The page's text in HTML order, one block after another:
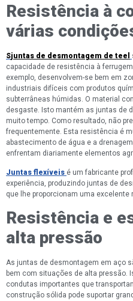
Resistência à
várias
Sjuntas de desmontagem de teel
capacidade de resistência à
exemplo, desenvolvem-se bem em
industriais difíceis com produtos
subterrâneas húmidas. O material
desgaste. Isto mantém as juntas de
muito tempo. Como resultado, não
frequentemente. Esta resistência é
abastecimento de água e a
enfrentam diariamente elementos
Juntas flexíveis é um fabricante
experiência, produzindo juntas de
que lhe proporcionam uma excelente
Resistência e
alta pressão
As juntas de desmontagem em aço
bem com situações de alta pressão.
condutas importantes que
construção sólida pode suportar